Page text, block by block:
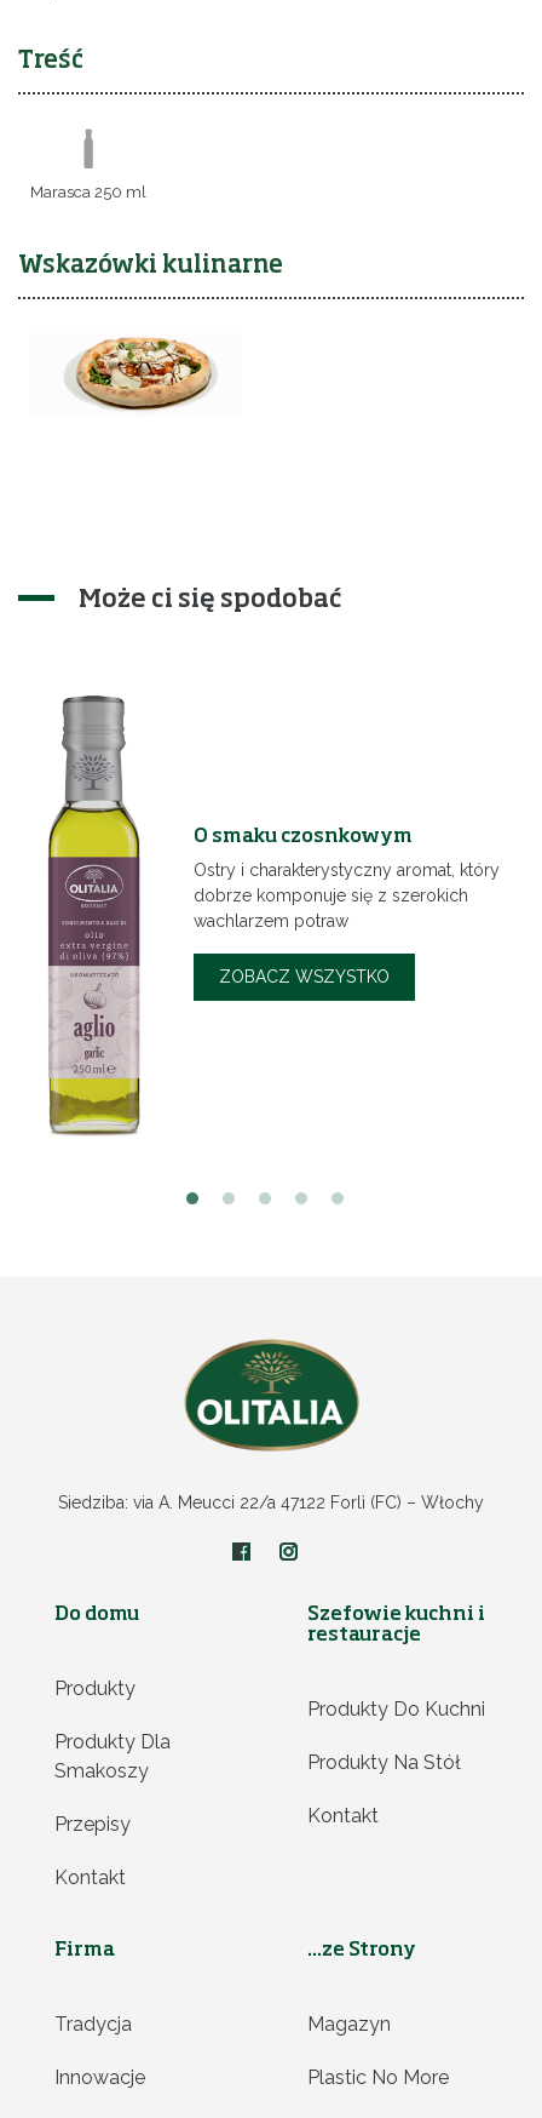
Treść
Marasca 250 ml
Wskazówki kulinarne
Może ci się spodobać
czosnkowym
aromat, który
się z szerokich
potraw
WSZYSTKO
Energiczny i
dodający
Siedziba: via A. Meucci 22/a 47122 Forlì (FC) – Włochy
Do domu
Produkty
Produkty Dla
Smakoszy
Przepisy
Kontakt
Szefowie kuchni i
restauracje
Produkty Do Kuchni
Produkty Na Stół
Kontakt
Firma
Tradycja
Innowacje
...ze Strony
Magazyn
Plastic No More